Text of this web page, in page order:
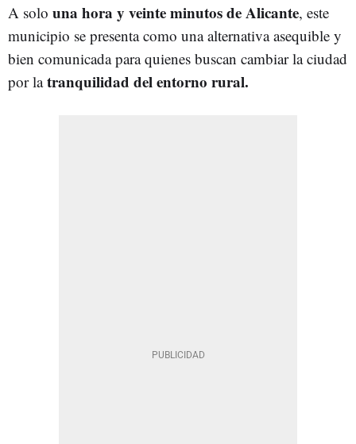
A solo una hora y veinte minutos de Alicante, este
municipio se presenta como una alternativa asequible y
bien comunicada para quienes buscan cambiar la ciudad
por latranquilidad del entorno rural.